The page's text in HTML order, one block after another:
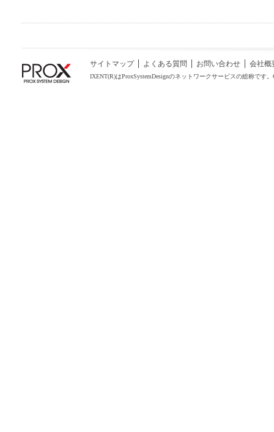
サイトマップ よくある質問 お問い合わせ 会社概
IXENT(R)はProxSystemDesignのネットワークサービスの総称です